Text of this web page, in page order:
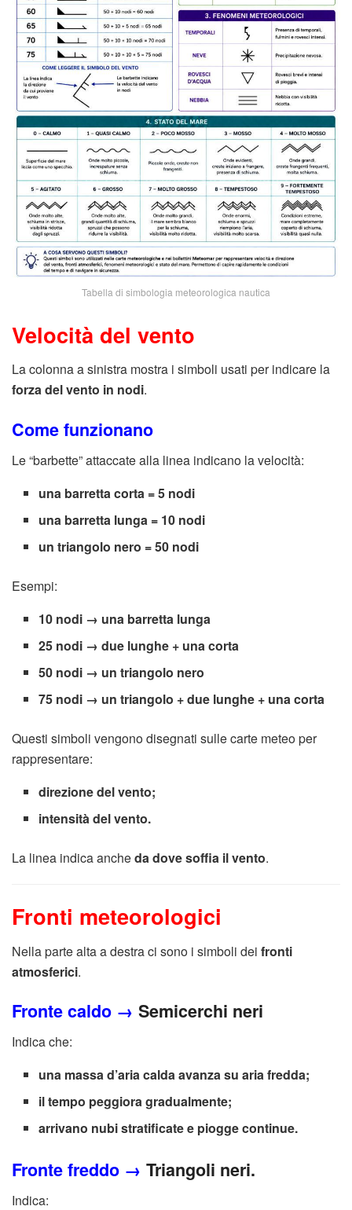
Tabella di simbologia meteorologica nautica
Velocità del vento
La colonna a sinistra mostra i simboli usati per indicare la
forza del vento in nodi.
Come funzionano
Le “barbette” attaccate alla linea indicano la velocità:
una barretta corta = 5 nodi
una barretta lunga = 10 nodi
un triangolo nero = 50 nodi
Esempi:
10 nodi → una barretta lunga
25 nodi → due lunghe + una corta
50 nodi → un triangolo nero
75 nodi → un triangolo + due lunghe + una corta
Questi simboli vengono disegnati sulle carte meteo per
rappresentare:
direzione del vento;
intensità del vento.
La linea indica ancheda dove soffia il vento.
Fronti meteorologici
Nella parte alta a destra ci sono i simboli dei fronti
atmosferici.
Fronte caldo → Semicerchi neri
Indica che:
una massa d’aria calda avanza su aria fredda;
il tempo peggiora gradualmente;
arrivano nubi stratificate e piogge continue.
Fronte freddo → Triangoli neri.
Indica: